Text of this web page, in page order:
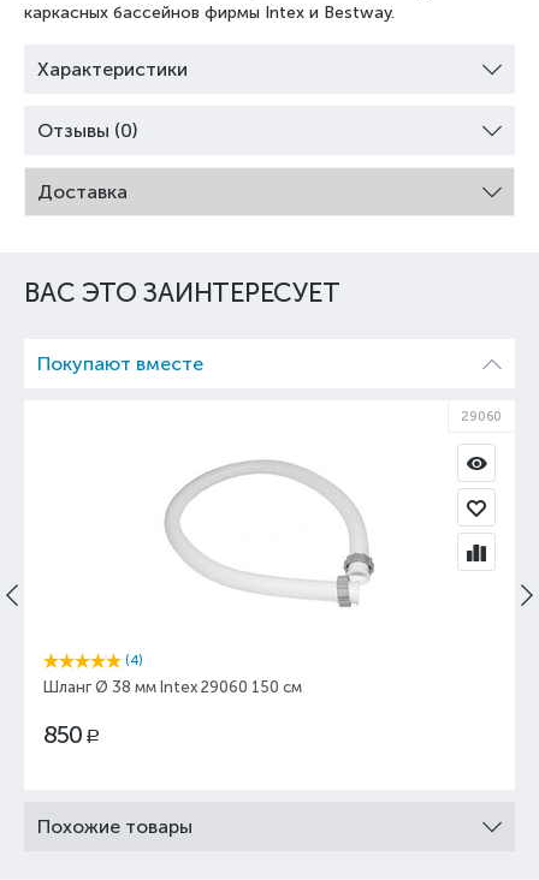
каркасных бассейнов фирмы Intex и Bestway.
Характеристики
Отзывы (0)
Доставка
ВАС ЭТО ЗАИНТЕРЕСУЕТ
Покупают вместе
29060
(4)
Шланг Ø 38 мм Intex 29060 150 см
850 Р
Похожие товары